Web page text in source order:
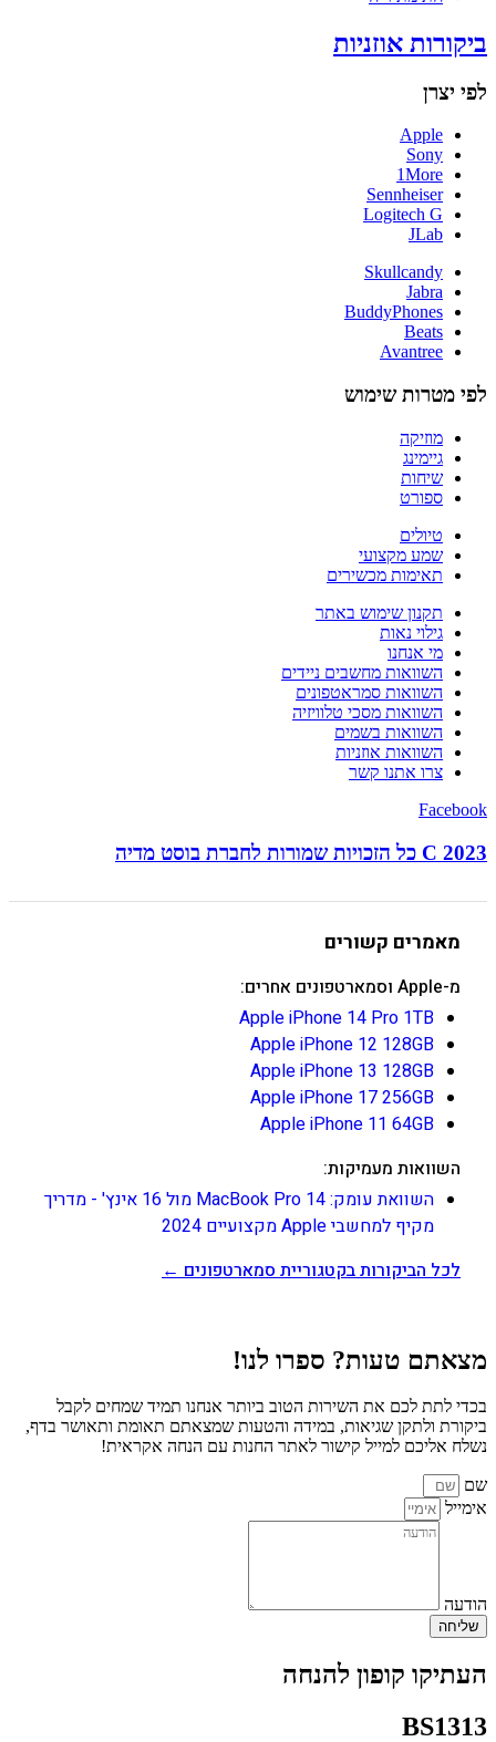
ביקורות אוזניות
לפי יצרן
Apple
Sony
1More
Sennheiser
Logitech G
JLab
Skullcandy
Jabra
BuddyPhones
Beats
Avantree
לפי מטרות שימוש
מוזיקה
גיימינג
שיחות
ספורט
טיולים
שמע מקצועי
תאימות מכשירים
תקנון שימוש באתר
גילוי נאות
מי אנחנו
השוואות מחשבים ניידים
השוואות סמראטפונים
השוואות מסכי טלוויזיה
השוואות בשמים
השוואות אוזניות
צרו אתנו קשר
Facebook
C 2023 כל הזכויות שמורות לחברת בוסט מדיה
מאמרים קשורים
מ-Apple וסמארטפונים אחרים:
Apple iPhone 14 Pro 1TB
Apple iPhone 12 128GB
Apple iPhone 13 128GB
Apple iPhone 17 256GB
Apple iPhone 11 64GB
השוואות מעמיקות:
השוואת עומק: MacBook Pro 14 מול 16 אינץ' - מדריך
מקיף למחשבי Apple מקצועיים 2024
לכל הביקורות בקטגוריית סמארטפונים ←
מצאתם טעות? ספרו לנו!
בכדי לתת לכם את השירות הטוב ביותר אנחנו תמיד שמחים לקבל
ביקורת ולתקן שגיאות, במידה והטעות שמצאתם תאומת ותאושר בדף,
נשלח אליכם למייל קישור לאתר החנות עם הנחה אקראית!
שם
אימייל
הודעה
שליחה
העתיקו קופון להנחה
BS1313